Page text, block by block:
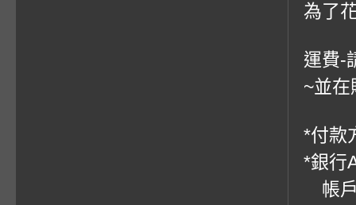
為了
運費-
~並在
*付款
*銀行
帳戶